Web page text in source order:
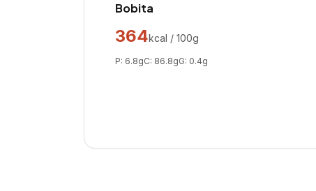
Bobita
364kcal / 100g
P: 6.8gC: 86.8gG: 0.4g